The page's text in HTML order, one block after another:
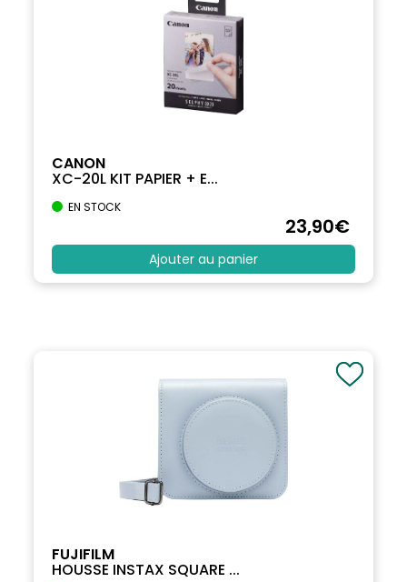
CANON
XC-20L KIT PAPIER + E...
EN STOCK
23,90€
Ajouter au panier
FUJIFILM
HOUSSE INSTAX SQUARE ...